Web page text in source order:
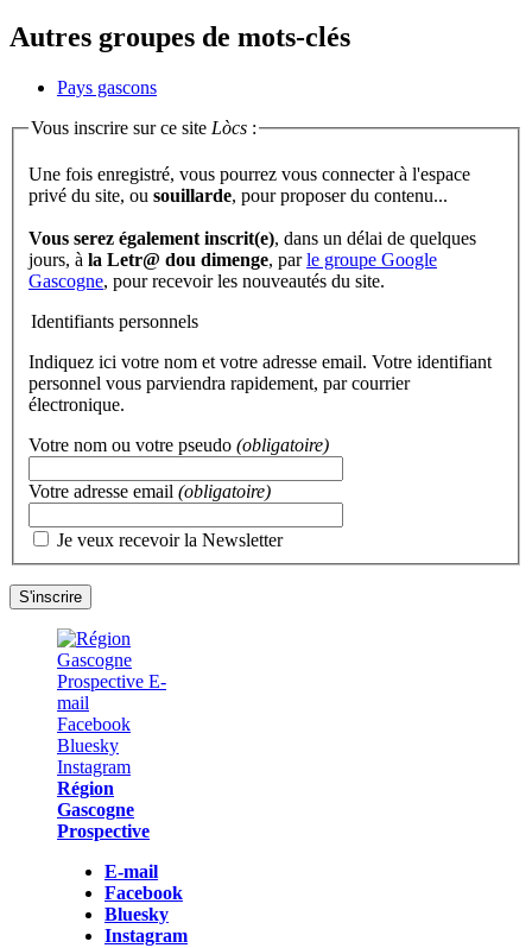
Autres groupes de mots-clés
Pays gascons
Vous inscrire sur ce site Lòcs :
Une fois enregistré, vous pourrez vous connecter à l'espace
privé du site, ou souillarde , pour proposer du contenu...
Vous serez également inscrit(e), dans un délai de quelques
jours, à la Letr@ dou dimenge, parle groupe Google
Gascogne, pour recevoir les nouveautés du site.
Identifiants personnels
Indiquez ici votre nom et votre adresse email. Votre identifiant
personnel vous parviendra rapidement, par courrier
électronique.
Votre nom ou votre pseudo (obligatoire)
Votre adresse email (obligatoire)
Je veux recevoir la Newsletter
Région
Gascogne
Prospective
E-mail
Facebook
Bluesky
Instagram